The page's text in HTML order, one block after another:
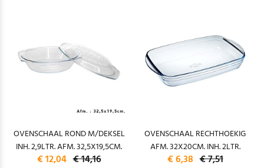
OVENSCHAAL ROND M/DEKSEL
INH. 2,9LTR. AFM. 32,5X19,5CM.
€ 12,04 € 14,16
OVENSCHAAL RECHTHOEKIG
AFM. 32X20CM. INH. 2LTR.
€ 6,38 € 7,51